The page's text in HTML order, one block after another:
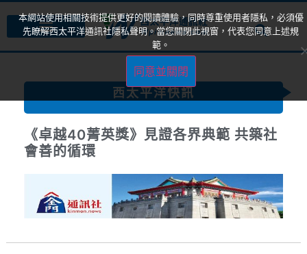
西太平洋快訊
卓越 40，致敬非凡影響力—台灣最具指
標性的菁英獎即將揭曉
本網站使用相關技術提供更好的閱讀體驗，同時尊重使用者隱私，必須優
先瞭解西太平洋通訊社隱私聲明。當您關閉此視窗，代表您同意上述規
範。
同意並關閉